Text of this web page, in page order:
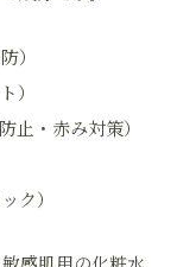
）
）
止・赤み対策）
ク）